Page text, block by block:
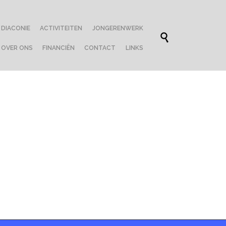
content
DIACONIE ACTIVITEITEN JONGERENWERK
OVER ONS FINANCIËN CONTACT LINKS
